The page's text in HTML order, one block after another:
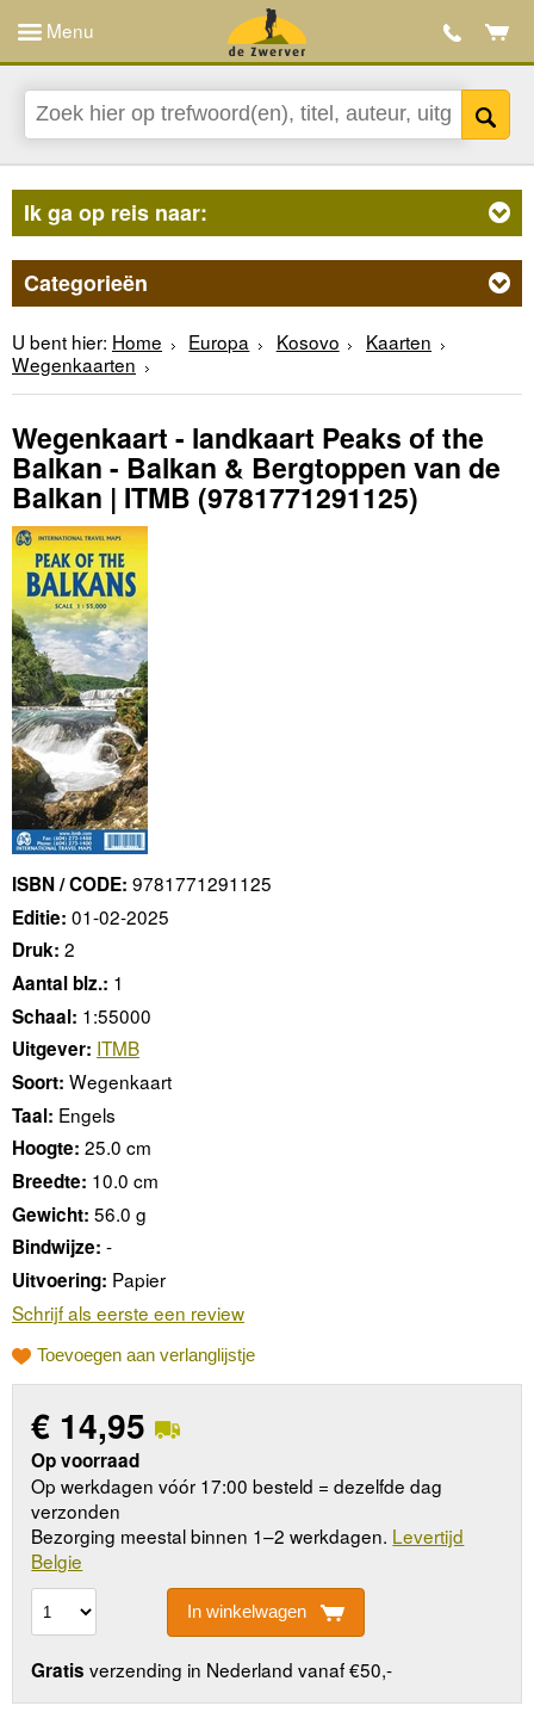
Menu
Ik ga op reis naar:
Categorieën
U bent hier: Home Europa Kosovo
Kaarten
Wegenkaarten
Wegenkaart - landkaart Peaks of the
Balkan - Balkan & Bergtoppen van de
Balkan | ITMB (9781771291125)
ISBN / CODE: 9781771291125
Editie: 01-02-2025
Druk: 2
Aantal blz.: 1
Schaal: 1:55000
Uitgever: ITMB
Soort: Wegenkaart
Taal: Engels
Hoogte: 25.0 cm
Breedte: 10.0 cm
Gewicht: 56.0 g
Bindwijze: -
Uitvoering: Papier
Schrijf als eerste een review
Toevoegen aan verlanglijstje
€ 14,95
Op voorraad
Op werkdagen vóór 17:00 besteld = dezelfde dag
verzonden
Bezorging meestal binnen 1–2 werkdagen. Levertijd
Belgie
In winkelwagen
Gratis verzending in Nederland vanaf €50,-